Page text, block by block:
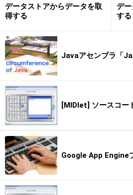
データストアからデータを取
得する
デ
する
Javaアセンブラ「
[MIDlet] ソースコー
Google App Engine